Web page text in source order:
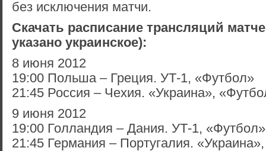
без исключения матчи.
Скачать расписание трансляций
указано украинское):
8 июня 2012
19:00 Польша – Греция. УТ-1, «Футбол»
21:45 Россия – Чехия. «Украина»,
9 июня 2012
19:00 Голландия – Дания. УТ-1, «Футбол»
21:45 Германия – Португалия.